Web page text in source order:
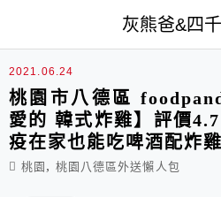
灰熊爸&四
2021.06.24
桃園市八德區
愛的 韓式炸雞】評價
疫在家也能吃啤酒配炸雞
桃園 , 桃園八德區外送懶人包